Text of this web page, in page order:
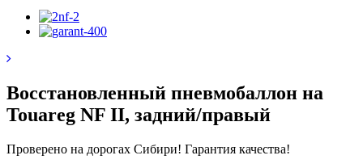
Восстановленный пневмобаллон на
Touareg NF II, задний/правый
Проверено на дорогах Сибири! Гарантия качества!